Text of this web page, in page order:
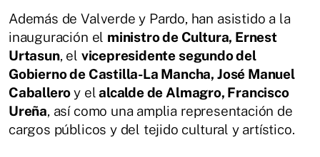
Además de Valverde y Pardo, han asistido a la
inauguración el ministro de Cultura, Ernest
Urtasun, el vicepresidente segundo del
Gobierno de Castilla-La Mancha, José Manuel
Caballeroy el alcalde de Almagro, Francisco
Ureña, así como una amplia representación de
cargos públicos y del tejido cultural y artístico.